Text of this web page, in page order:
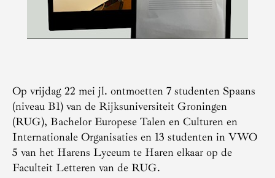
Op vrijdag 22 mei jl. ontmoetten 7 studenten Spaans
(niveau B1) van de Rijksuniversiteit Groningen
(RUG), Bachelor Europese Talen en Culturen en
Internationale Organisaties en 13 studenten in VWO
5 van het Harens Lyceum te Haren elkaar op de
Faculteit Letteren van de RUG.